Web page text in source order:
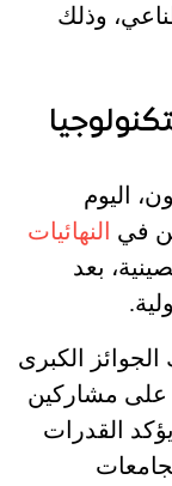
وذلك
اليوم
في النهائيات
بعد
الكبرى
على مشاركين
إنجاز يؤكد القدرات